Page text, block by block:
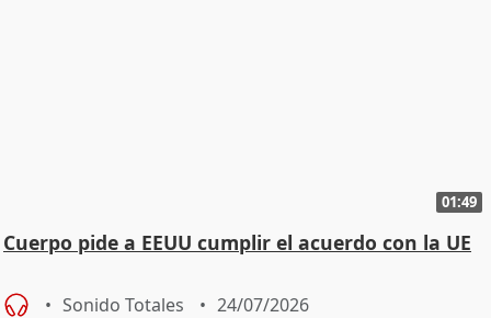
01:49
Cuerpo pide a EEUU cumplir el acuerdo con la UE
Sonido Totales 24/07/2026